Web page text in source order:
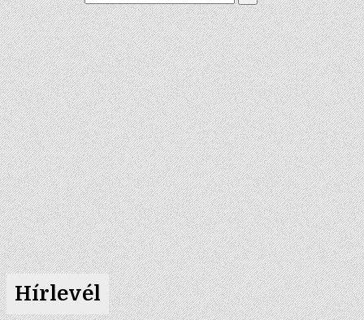
Hírlevél